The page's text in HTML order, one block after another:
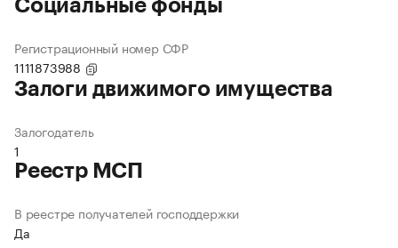
Социальные фонды
Регистрационный номер СФР
1111873988
Залоги движимого имущества
Залогодатель
1
Реестр МСП
В реестре получателей господдержки
Да